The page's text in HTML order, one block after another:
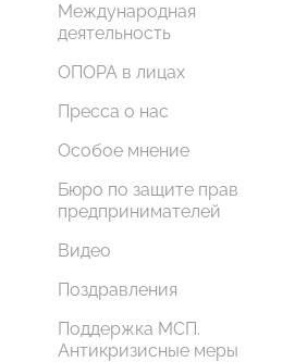
Международная
деятельность
ОПОРА в лицах
Пресса о нас
Особое мнение
Бюро по защите прав
предпринимателей
Видео
Поздравления
Поддержка МСП.
Антикризисные меры